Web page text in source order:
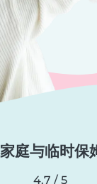
庭与临时保
4.7 / 5